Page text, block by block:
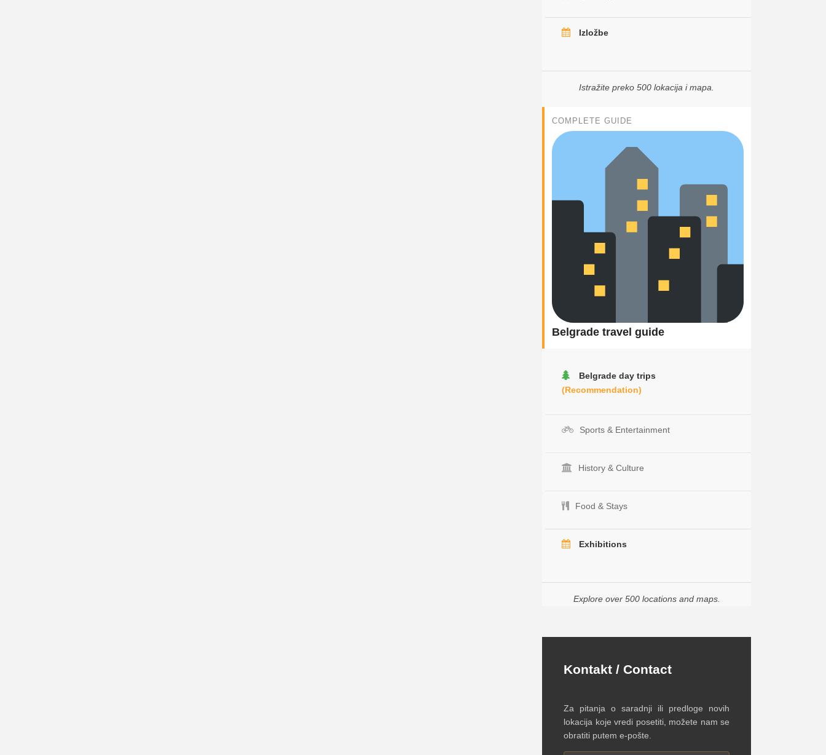
Izložbe
Istražite preko 500 lokacija i mapa.
COMPLETE GUIDE
Belgrade travel guide
Belgrade day trips
(Recommendation)
Sports & Entertainment
History & Culture
Food & Stays
Exhibitions
Explore over 500 locations and maps.
Kontakt / Contact
Za pitanja o saradnji ili predloge novih
lokacija koje vredi posetiti, možete nam se
obratiti putem e-pošte.